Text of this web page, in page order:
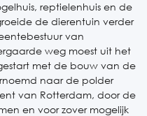
reptielenhuis en de
de dierentuin verder
van
weg moest uit het
met de bouw van de
naar de polder
van Rotterdam, door de
en voor zover mogelijk